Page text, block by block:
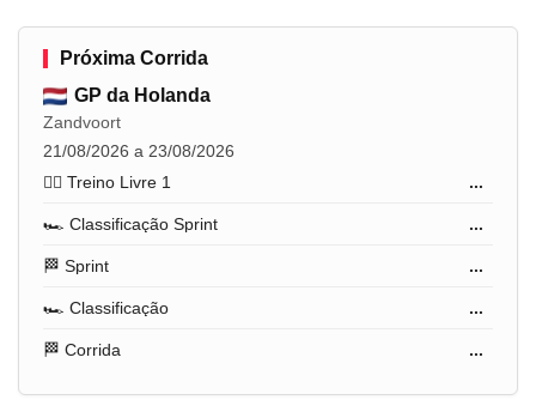
Próxima Corrida
GP da Holanda
Zandvoort
21/08/2026 a 23/08/2026
🏋️‍♂️ Treino Livre 1
...
🏎️ Classificação Sprint ...
🏁 Sprint ...
🏎️ Classificação ...
🏁 Corrida ...